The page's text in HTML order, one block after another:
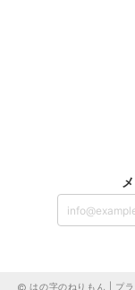
はの字のねりもん | プ